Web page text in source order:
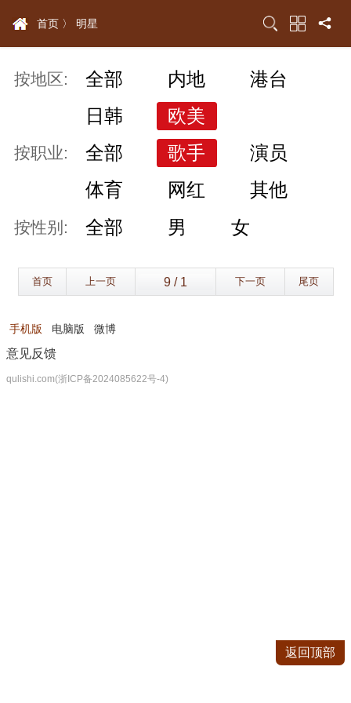
首页 〉 明星
按地区: 全部 内地
港台
日韩
欧美
按职业: 全部 歌手
演员
体育
网红 其他
按性别: 全部 男 女
首页 上一页 下一页 尾页
手机版 电脑版 微博
意见反馈
qulishi.com(浙ICP备2024085622号-4)
返回顶部